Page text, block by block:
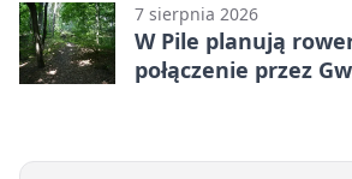
7 sierpnia 2026
W Pile planują
połączenie przez